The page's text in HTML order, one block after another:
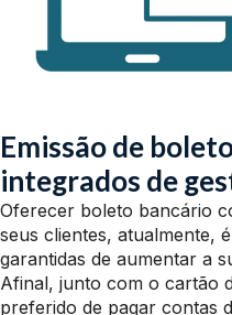
Emissão de
integrados de
Oferecer boleto bancário
seus clientes, atualmente,
garantidas de aumentar a
Afinal, junto com o cartão
preferido de pagar contas